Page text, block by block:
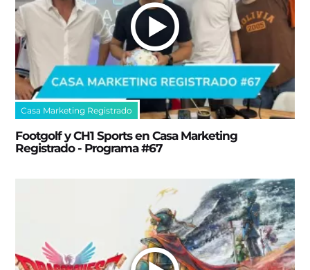
Casa Marketing Registrado
Footgolf y CH1 Sports en Casa Marketing
Registrado - Programa #67